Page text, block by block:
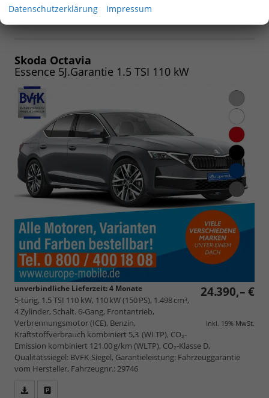
Fahrzeugangebot
speichern/drucken
Parken
Skoda Octavia
Essence 5J.Garantie 1.5 TSI 110 kW
24.390,– €
inkl. 19% MwSt.
unverbindliche Lieferzeit:4 Monate
5-türig, 1.5 TSI 110 kW, 110 kW (150 PS), 1.498 cm³,
4 Zylinder, Schalt. 6-Gang, Frontantrieb,
Verbrennungsmotor (ICE), Benzin,
Kraftstoffverbrauch kombiniert 5,3 (WLTP), CO₂-
Emission kombiniert 121.00 g/km (WLTP), CO₂-Klasse D,
Qualitätssiegel: BVFK-Siegel, Garantieleistung: Fahrzeuggarantie
vom Hersteller, Fahrzeugnr.: 29746
Datenschutzerklärung Impressum